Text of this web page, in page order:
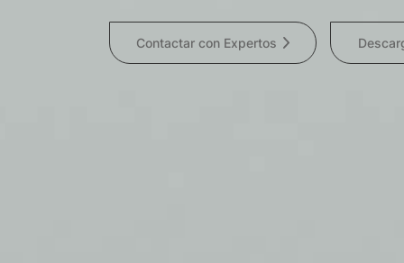
Contactar con Expertos